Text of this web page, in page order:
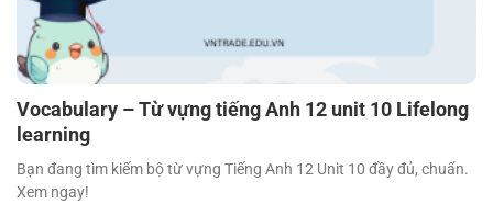
Vocabulary – Từ vựng tiếng Anh 12 unit 10 Lifelong
learning
Bạn đang tìm kiếm bộ từ vựng Tiếng Anh 12 Unit 10 đầy đủ, chuẩn.
Xem ngay!